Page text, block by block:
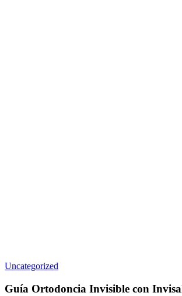
Uncategorized
Guía Ortodoncia Invisible con